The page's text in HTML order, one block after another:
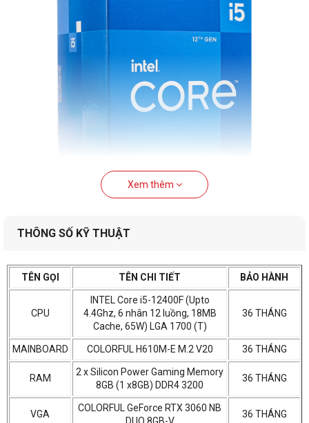
cho gaming thuộc thế hệ Alder Lake mới nhất, được
thiết kế và sản xuất dựa trên quy trình Intel 7 mang
tính bước ngoặt. Được xây dựng dựa trên kiến trúc
Intel 7 hoàn toàn mới, Core i5-12400F đã có một bước
nhảy vọt về hiệu năng khi có mức IPC (chu kỳ trên mỗi
xung nhịp) tăng lên đến 2 con số, cung cấp hiệu năng
mạnh mẽ cho các ứng dụng và trò chơi đòi hỏi khắt
khe.
Xem thêm
THÔNG SỐ KỸ THUẬT
TÊN GỌI TÊN CHI TIẾT BẢO HÀNH
CPU
INTEL Core i5-12400F (Upto
4.4Ghz, 6 nhân 12 luồng, 18MB
Cache, 65W) LGA 1700 (T)
36 THÁNG
MAINBOARD COLORFUL H610M-E M.2 V20 36 THÁNG
RAM
2 x Silicon Power Gaming Memory
8GB (1 x8GB) DDR4 3200
36 THÁNG
VGA
COLORFUL GeForce RTX 3060 NB
36 THÁNG